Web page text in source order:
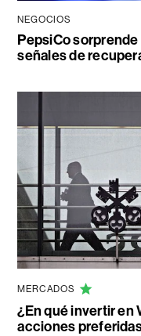
NEGOCIOS
PepsiCo
señales de
MERCADOS
¿En qué invertir en
acciones